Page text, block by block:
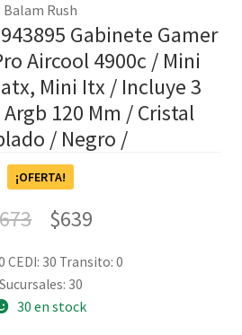
Balam Rush
Gabinete Gamer
Aircool 4900c / Mini
Mini Itx / Incluye 3
120 Mm / Cristal
/ Negro /
¡OFERTA!
673 $639
CEDI: 30 Transito: 0
Sucursales: 30
30 en stock